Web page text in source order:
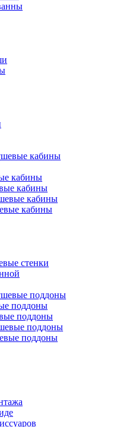
кабины
кабины
кабины
кабины
кабины
стенки
поддоны
поддоны
поддоны
поддоны
поддоны